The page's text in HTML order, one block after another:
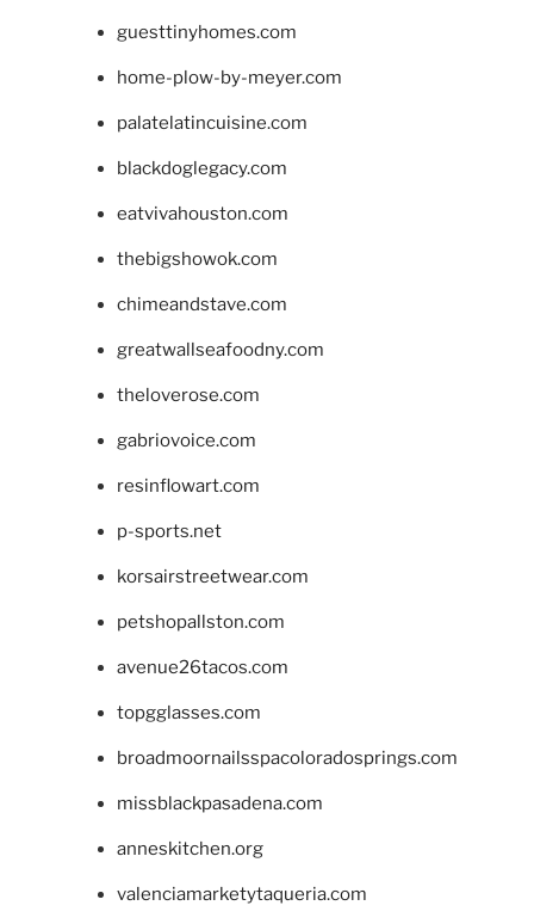
guesttinyhomes.com
home-plow-by-meyer.com
palatelatincuisine.com
blackdoglegacy.com
eatvivahouston.com
thebigshowok.com
chimeandstave.com
greatwallseafoodny.com
theloverose.com
gabriovoice.com
resinflowart.com
p-sports.net
korsairstreetwear.com
petshopallston.com
avenue26tacos.com
topgglasses.com
broadmoornailsspacoloradosprings.com
missblackpasadena.com
anneskitchen.org
valenciamarketytaqueria.com